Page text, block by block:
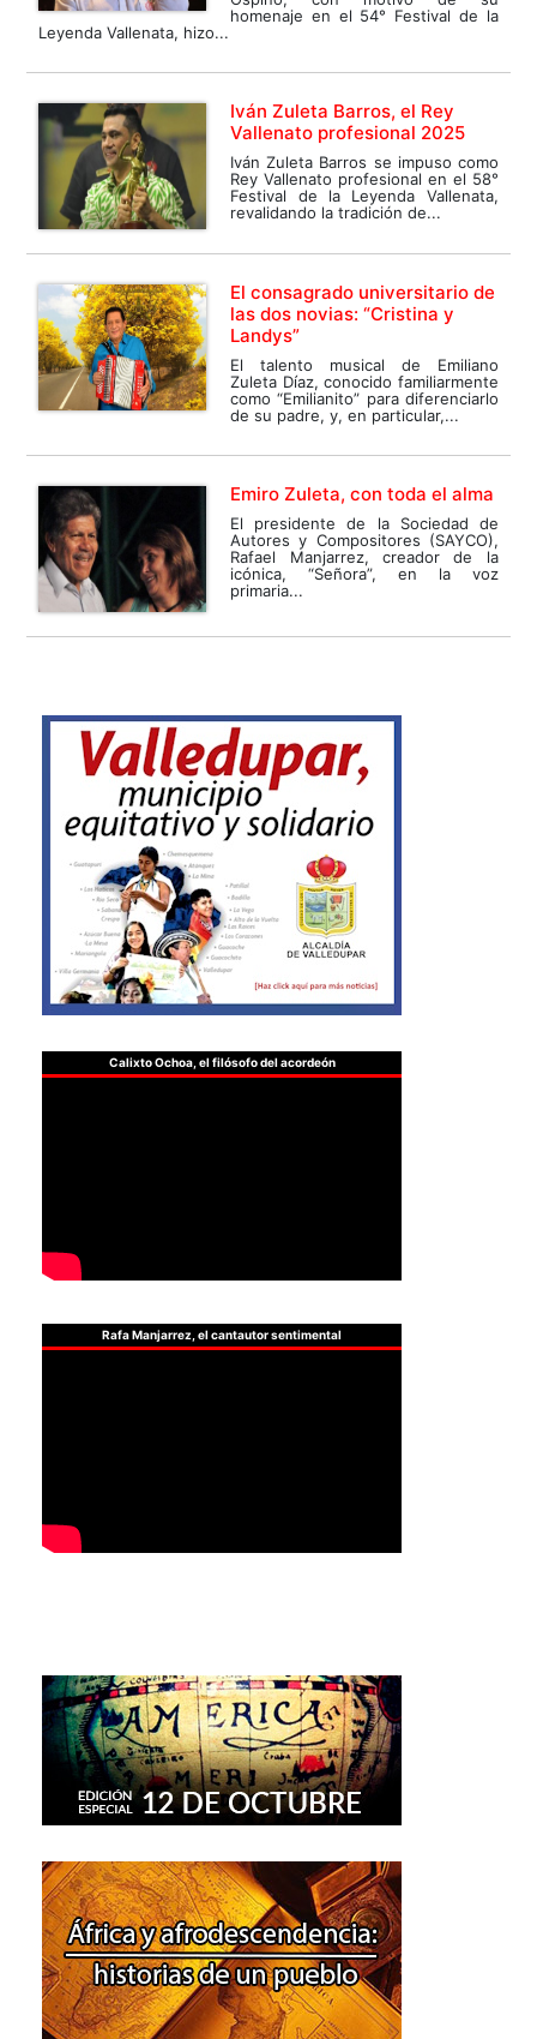
homenaje en el 54° Festival de la
Leyenda Vallenata, hizo...
Iván Zuleta Barros, el Rey
Vallenato profesional 2025
Iván Zuleta Barros se impuso como
Rey Vallenato profesional en el 58°
Festival de la Leyenda Vallenata,
revalidando la tradición de...
El consagrado universitario de
las dos novias: “Cristina y
Landys”
El talento musical de Emiliano
Zuleta Díaz, conocido familiarmente
como “Emilianito” para diferenciarlo
de su padre, y, en particular,...
Emiro Zuleta, con toda el alma
El presidente de la Sociedad de
Autores y Compositores (SAYCO),
Rafael Manjarrez, creador de la
icónica, “Señora”, en la voz
primaria...
Calixto Ochoa, el filósofo del acordeón
Rafa Manjarrez, el cantautor sentimental